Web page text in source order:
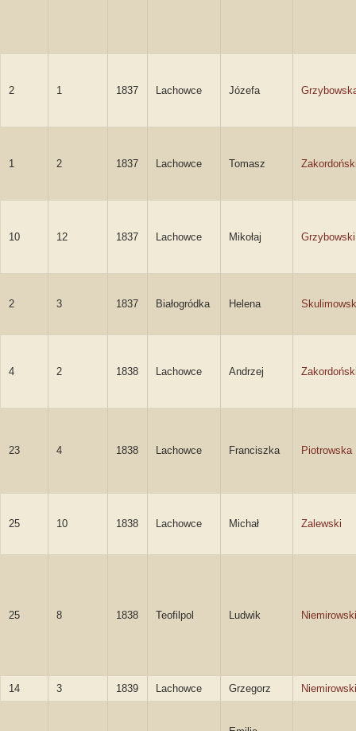
2 1 1837 Lachowce Józefa
1 2 1837 Lachowce Tomasz
10 12 1837 Lachowce Mikołaj Grzybowski
2 3 1837 Białogródka Helena
4 2 1838 Lachowce Andrzej
23 4 1838 Lachowce Franciszka Piotrowska
25 10 1838 Lachowce Michał Zalewski
25 8 1838 Teofilpol Ludwik Niemirowski
14 3 1839 Lachowce Grzegorz Niemirowski